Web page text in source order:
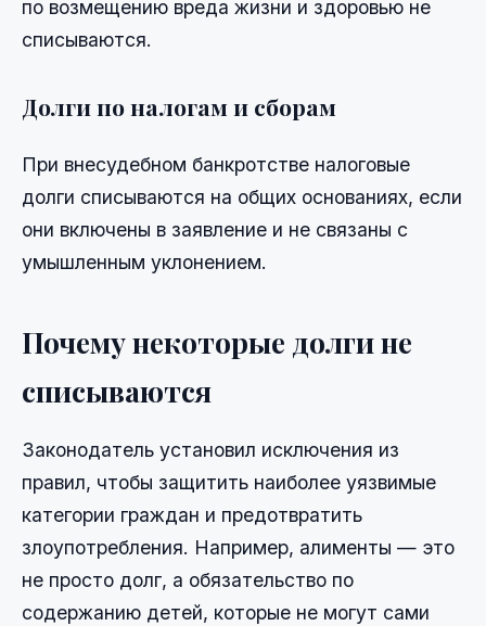
по возмещению вреда жизни и здоровью не
списываются.
Долги по налогам и сборам
При внесудебном банкротстве налоговые
долги списываются на общих основаниях, если
они включены в заявление и не связаны с
умышленным уклонением.
Почему некоторые долги не
списываются
Законодатель установил исключения из
правил, чтобы защитить наиболее уязвимые
категории граждан и предотвратить
злоупотребления. Например, алименты — это
не просто долг, а обязательство по
содержанию детей, которые не могут сами